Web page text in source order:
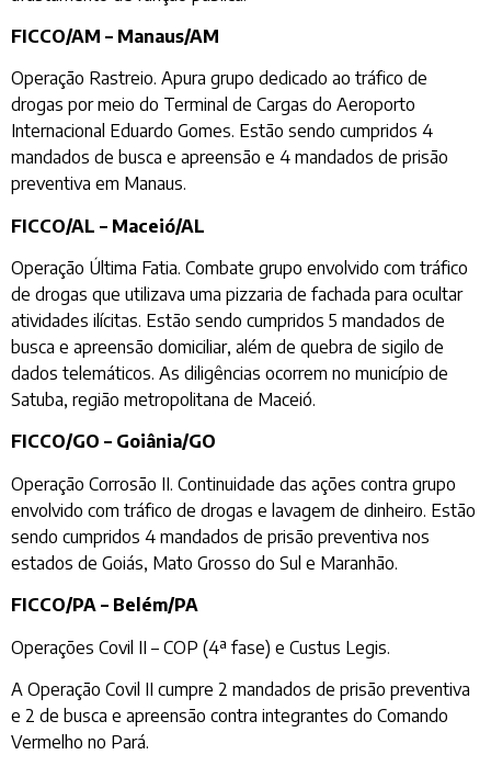
FICCO/AM – Manaus/AM
Operação Rastreio. Apura grupo dedicado ao tráfico de
drogas por meio do Terminal de Cargas do Aeroporto
Internacional Eduardo Gomes. Estão sendo cumpridos 4
mandados de busca e apreensão e 4 mandados de prisão
preventiva em Manaus.
FICCO/AL – Maceió/AL
Operação Última Fatia. Combate grupo envolvido com tráfico
de drogas que utilizava uma pizzaria de fachada para ocultar
atividades ilícitas. Estão sendo cumpridos 5 mandados de
busca e apreensão domiciliar, além de quebra de sigilo de
dados telemáticos. As diligências ocorrem no município de
Satuba, região metropolitana de Maceió.
FICCO/GO – Goiânia/GO
Operação Corrosão II. Continuidade das ações contra grupo
envolvido com tráfico de drogas e lavagem de dinheiro. Estão
sendo cumpridos 4 mandados de prisão preventiva nos
estados de Goiás, Mato Grosso do Sul e Maranhão.
FICCO/PA – Belém/PA
Operações Covil II – COP (4ª fase) e Custus Legis.
A Operação Covil II cumpre 2 mandados de prisão preventiva
e 2 de busca e apreensão contra integrantes do Comando
Vermelho no Pará.